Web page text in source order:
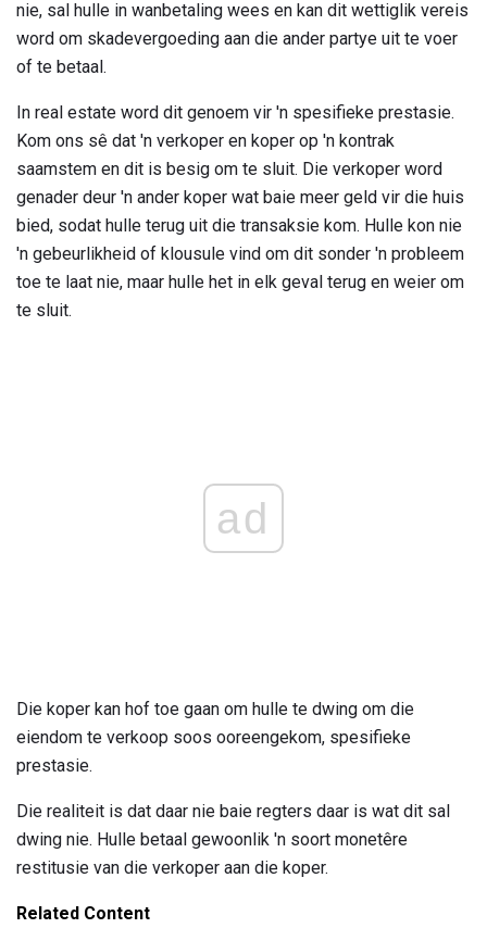
nie, sal hulle in wanbetaling wees en kan dit wettiglik vereis
word om skadevergoeding aan die ander partye uit te voer
of te betaal.
In real estate word dit genoem vir 'n spesifieke prestasie.
Kom ons sê dat 'n verkoper en koper op 'n kontrak
saamstem en dit is besig om te sluit. Die verkoper word
genader deur 'n ander koper wat baie meer geld vir die huis
bied, sodat hulle terug uit die transaksie kom. Hulle kon nie
'n gebeurlikheid of klousule vind om dit sonder 'n probleem
toe te laat nie, maar hulle het in elk geval terug en weier om
te sluit.
ad
Die koper kan hof toe gaan om hulle te dwing om die
eiendom te verkoop soos ooreengekom, spesifieke
prestasie.
Die realiteit is dat daar nie baie regters daar is wat dit sal
dwing nie. Hulle betaal gewoonlik 'n soort monetêre
restitusie van die verkoper aan die koper.
Related Content